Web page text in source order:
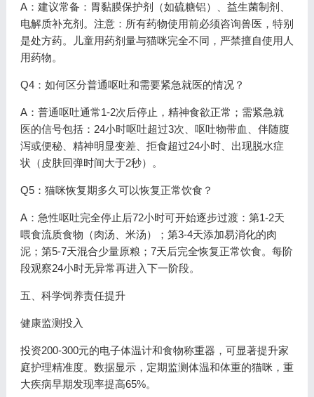
A：建议常备：胃黏膜保护剂（如硫糖铝）、益生菌制剂、
电解质补充剂。注意：所有药物使用前必须咨询兽医，特别
是处方药。儿童用药剂量与猫咪完全不同，严禁擅自使用人
用药物。
Q4：如何区分普通呕吐和需要紧急就医的情况？
A：普通呕吐通常1-2次后停止，精神食欲正常；需紧急就
医的信号包括：24小时呕吐超过3次、呕吐物带血、伴随腹
泻或便秘、精神明显变差、拒食超过24小时、出现脱水症
状（皮肤回弹时间大于2秒）。
Q5：猫咪恢复期多久可以恢复正常饮食？
A：急性呕吐完全停止后72小时可开始逐步过渡：第1-2天
喂食流质食物（肉汤、米汤）；第3-4天添加易消化的肉
泥；第5-7天混合少量原粮；7天后完全恢复正常饮食。每阶
段观察24小时无异常再进入下一阶段。
五、科学饲养责任提升
健康监测投入
投资200-300元的电子体温计和食物称重器，可显著提升家
庭护理精准度。数据显示，定期监测体温和体重的猫咪，重
大疾病早期发现率提高65%。